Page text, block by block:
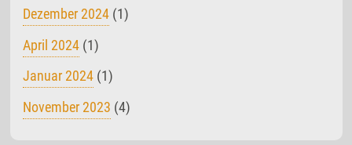
Dezember 2024(1)
April 2024(1)
Januar 2024(1)
November 2023 (4)